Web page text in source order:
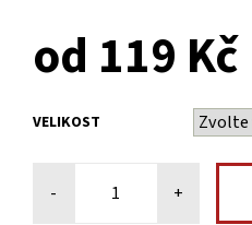
od 119 Kč
VELIKOST
- +